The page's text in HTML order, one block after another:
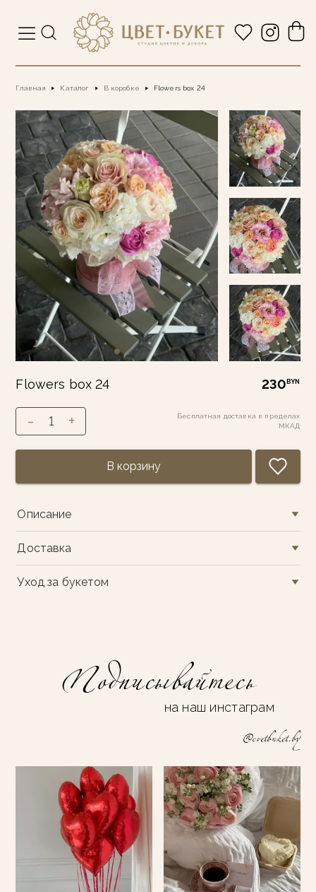
Главная Каталог В коробке Flowers box 24
Flowers box 24 230BYN
- 1 +
Бесплатная доставка в пределах
МКАД
В корзину
Описание
Доставка
Уход за букетом
Подписывайтесь
на наш инстаграм
@cvetbuket.by